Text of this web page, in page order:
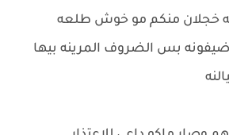
خجلان منكم مو خوش طلعه
ضيفونه بس الضروف المرينه بيها